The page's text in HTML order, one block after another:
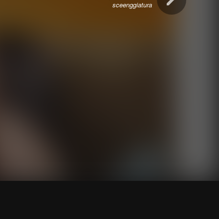
sceenggiatura